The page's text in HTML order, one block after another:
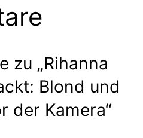
zu „Rihanna
Blond und
der Kamera“